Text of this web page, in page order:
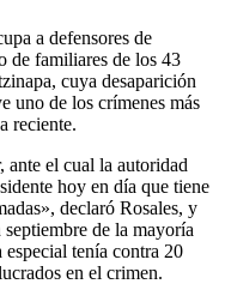
a defensores de
de familiares de los 43
cuya desaparición
uno de los crímenes más
reciente.
ante el cual la autoridad
hoy en día que tiene
declaró Rosales, y
de la mayoría
tenía contra 20
en el crimen.